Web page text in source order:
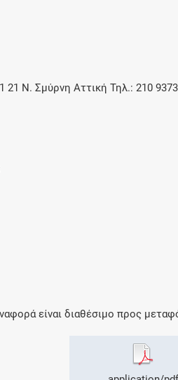
Ν. Σμύρνη Αττική Τηλ.: 210
είναι διαθέσιμο προς